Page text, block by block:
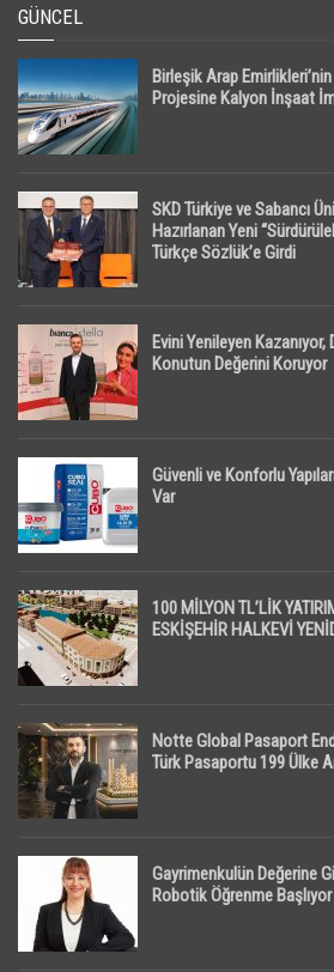
GÜNCEL
Birleşik Arap
Projesine Kalyon İnşaat
SKD Türkiye ve Sabancı
Hazırlanan Yeni
Türkçe Sözlük’e Girdi
Evini Yenileyen
Konutun Değerini Koruyor
Güvenli ve Konforlu
Var
100 MİLYON TL’LİK
ESKİŞEHİR HALKEVİ
Notte Global Pasaport
Türk Pasaportu 199 Ülke
Gayrimenkulün Değerine
Robotik Öğrenme Başlıyor